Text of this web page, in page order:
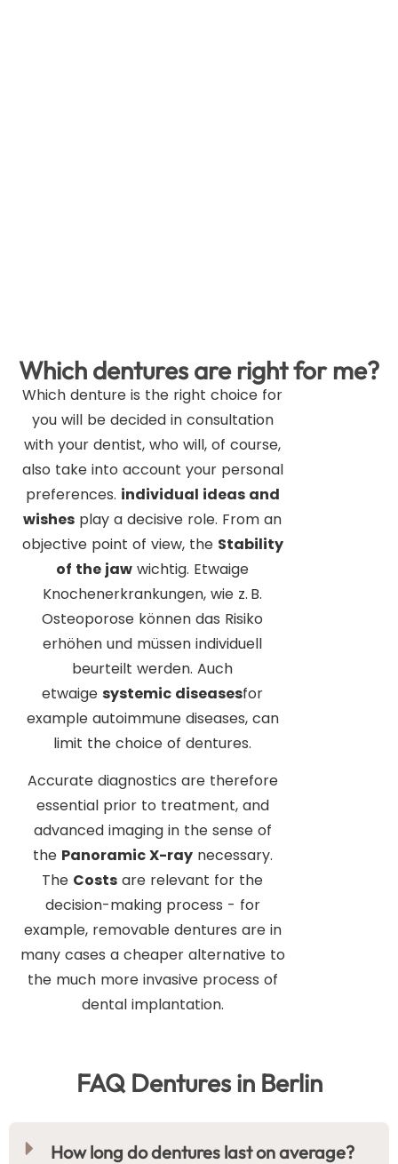
Which dentures are right for me?
Which denture is the right choice for
you will be decided in consultation
with your dentist, who will, of course,
also take into account your personal
preferences. individual ideas and
wishes play a decisive role. From an
objective point of view, the Stability
of the jaw wichtig. Etwaige
Knochenerkrankungen, wie z. B.
Osteoporose können das Risiko
erhöhen und müssen individuell
beurteilt werden. Auch
etwaigesystemic diseasesfor
example autoimmune diseases, can
limit the choice of dentures.
Accurate diagnostics are therefore
essential prior to treatment, and
advanced imaging in the sense of
the Panoramic X-raynecessary.
The Costs are relevant for the
decision-making process - for
example, removable dentures are in
many cases a cheaper alternative to
the much more invasive process of
dental implantation.
FAQ Dentures in Berlin
How long do dentures last on average?